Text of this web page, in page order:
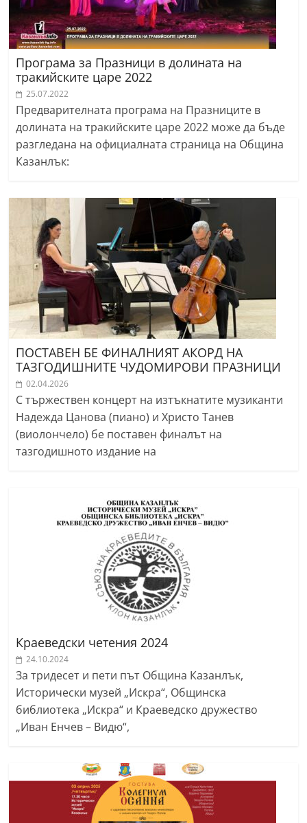
z
a
n
l
a
k
.
c
Програма за Празници в долината на
тракийските царе 2022
25.07.2022
Предварителната програма на Празниците в
долината на тракийските царе 2022 може да бъде
разгледана на официалната страница на Община
Казанлък:
ПОСТАВЕН БЕ ФИНАЛНИЯТ АКОРД НА
ТАЗГОДИШНИТЕ ЧУДОМИРОВИ ПРАЗНИЦИ
02.04.2026
С тържествен концерт на изтъкнатите музиканти
Надежда Цанова (пиано) и Христо Танев
(виолончело) бе поставен финалът на
тазгодишното издание на
Краеведски четения 2024
24.10.2024
За тридесет и пети път Община Казанлък,
Исторически музей „Искра“, Общинска
библиотека „Искра“ и Краеведско дружество
„Иван Енчев – Видю“,